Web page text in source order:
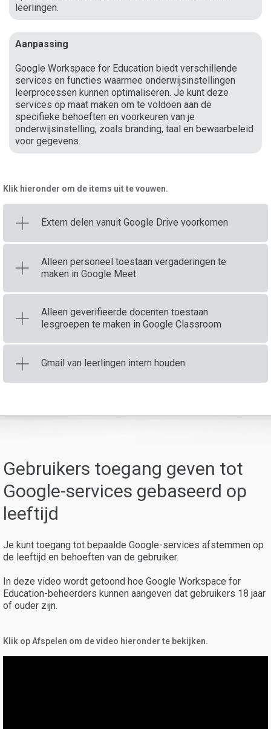
leerlingen.
Aanpassing
Google Workspace for Education biedt verschillende
services en functies waarmee onderwijsinstellingen
leerprocessen kunnen optimaliseren. Je kunt deze
services op maat maken om te voldoen aan de
specifieke behoeften en voorkeuren van je
onderwijsinstelling, zoals branding, taal en bewaarbeleid
voor gegevens.
Klik hieronder om de items uit te vouwen.
Extern delen vanuit Google Drive voorkomen
Alleen personeel toestaan vergaderingen te
maken in Google Meet
Alleen geverifieerde docenten toestaan
lesgroepen te maken in Google Classroom
Gmail van leerlingen intern houden
Gebruikers toegang geven tot
Google-services gebaseerd op
leeftijd
Je kunt toegang tot bepaalde Google-services afstemmen op
de leeftijd en behoeften van de gebruiker.
In deze video wordt getoond hoe Google Workspace for
Education-beheerders kunnen aangeven dat gebruikers 18 jaar
of ouder zijn.
Klik op Afspelen om de video hieronder te bekijken.